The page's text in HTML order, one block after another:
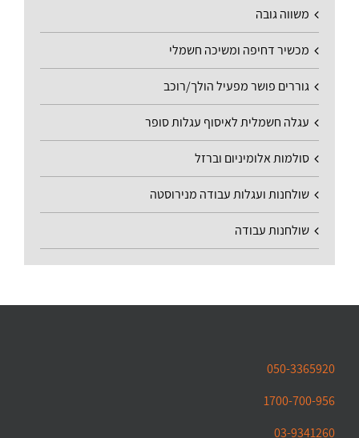
משווה גובה
מכשיר דחיפה ומשיכה חשמלי
גוררים פושר מפעיל הולך/רוכב
עגלה חשמלית לאיסוף עגלות סופר
סולמות אלומיניום וברזל
שולחנות ועגלות עבודה מנירוסטה
שולחנות עבודה
050-3365920
1700-700-956
03-9341260